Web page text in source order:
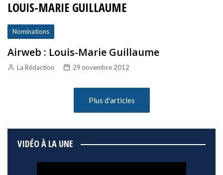
LOUIS-MARIE GUILLAUME
Nominations
Airweb : Louis-Marie Guillaume
La Rédaction 29 novembre 2012
Plus d'articles
VIDÉO À LA UNE